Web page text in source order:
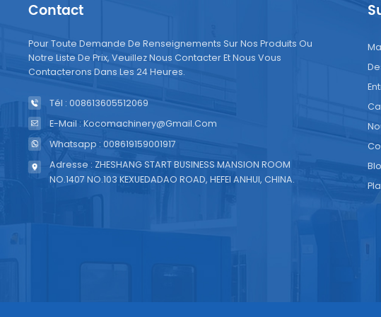
être ajustées et
capacité
ajustés.Lors du
devez prendre
matière
de qualité et le
comprendre en
adapté à vos
spécifiques de
Contact
Pour Toute Demande De Renseignements Sur Nos Produits Ou
Notre Liste De Prix, Veuillez Nous Contacter Et Nous Vous
Contacterons Dans Les 24 Heures.
Tél : 008613605512069
E-Mail : Kocomachinery@gmail.com
Whatsapp : 008619159001917
Adresse : ZHESHANG START BUSINESS MANSION ROOM
NO.1407 NO.103 KEXUEDADAO ROAD, HEFEI ANHUI, CHINA.